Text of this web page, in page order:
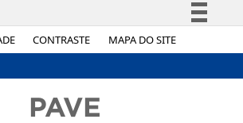
CONTRASTE MAPA DO SITE
Simplifique!
Acesso à informação
PAVE